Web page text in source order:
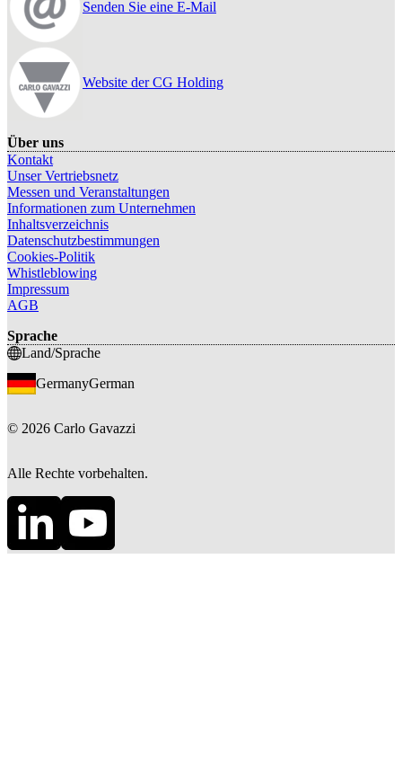
Senden Sie eine E-Mail
Website der CG Holding
Über uns
Kontakt
Unser Vertriebsnetz
Messen und Veranstaltungen
Informationen zum Unternehmen
Inhaltsverzeichnis
Datenschutzbestimmungen
Cookies-Politik
Whistleblowing
Impressum
AGB
Sprache
Land/Sprache
GermanyGerman
© 2026 Carlo Gavazzi
Alle Rechte vorbehalten.